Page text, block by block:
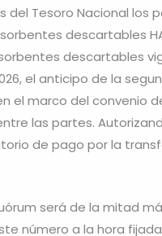
Tesoro Nacional los
descartables
descartables
el anticipo de la
el marco del convenio
las partes.
de pago por la
será de la mitad
número a la hora